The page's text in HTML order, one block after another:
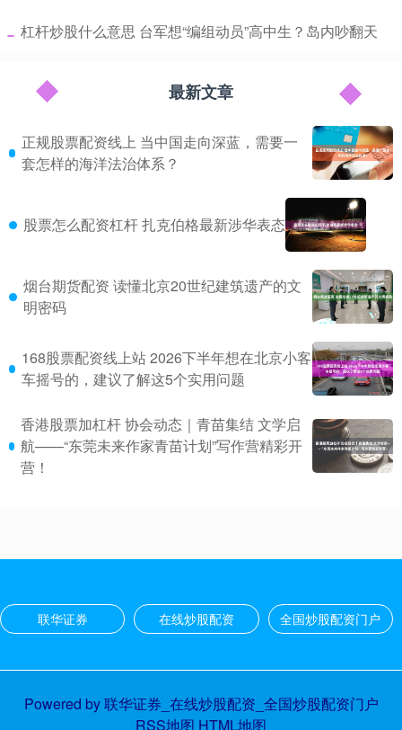
​杠杆炒股什么意思 台军想“编组动员”高中生？岛内吵翻天
最新文章
正规股票配资线上 当中国走向深蓝，需要一
套怎样的海洋法治体系？
股票怎么配资杠杆 扎克伯格最新涉华表态
烟台期货配资 读懂北京20世纪建筑遗产的文
明密码
168股票配资线上站 2026下半年想在北京小客
车摇号的，建议了解这5个实用问题
香港股票加杠杆 协会动态｜青苗集结 文学启
航——“东莞未来作家青苗计划”写作营精彩开
营！
联华证券 在线炒股配资 全国炒股配资门户
Powered by联华证券_在线炒股配资_全国炒股配资门户
RSS地图 HTML地图